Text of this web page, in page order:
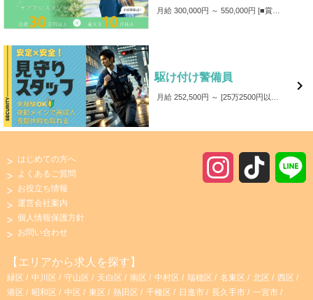
月給 300,000円 ～ 550,000円 ■賞与：年3回 ■成果給あり：売上に応じて、基本給に加え成果給（売上の42%程度）を支給 ■各種手当（皆勤・回数・家族・資格・役職） ■支援金制度（入社・学資） ■事故補償（万が一事故が発生した場合、事故費用は会社が負担します。）
駆け付け警備員
月給 252,500円 ～ 25万2500円以上 昇給年1回、賞与年2回 家族・住宅（一部地域）・超過勤務その他各種手当 社会保険完備 通勤交通費支給

a o
はじめての方へ
よくあるご質問
お役立ち情報
運営会社案内
個人情報保護方針
お問い合わせ
【エリアから求人を探す】
緑区 中川区 守山区 天白区 南区 中村区 瑞穂区 名東区 北区
西区
港区
昭和区 中区 東区 熱田区 千種区 日進市 長久手市
一宮市